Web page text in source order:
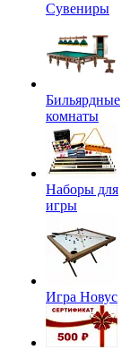
Сувениры
Бильярдные
комнаты
Наборы для
игры
Игра Новус